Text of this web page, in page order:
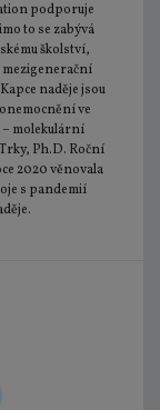
podporuje
to se zabývá
školství,
mezigenerační
naděje jsou
ve
molekulární
Ph.D. Roční
2020 věnovala
s pandemií